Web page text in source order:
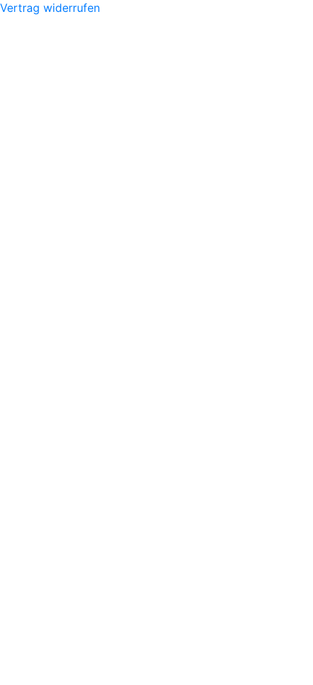
Vertrag widerrufen